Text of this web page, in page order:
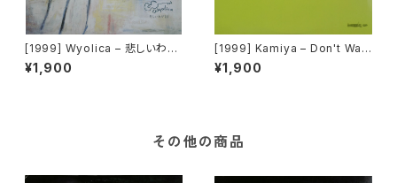
[1999] Wyolica – 悲しいわが
まま [Brown Sugar]
¥1,900
[1999] Kamiya – Don't Wan
na Fall In Love [Belo Recor
ds]
¥1,900
その他の商品